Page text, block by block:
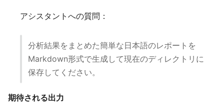
アシスタントへの質問：
分析結果をまとめた簡単な日本語のレポートを
Markdown形式で生成して現在のディレクトリに
保存してください。
期待される出力